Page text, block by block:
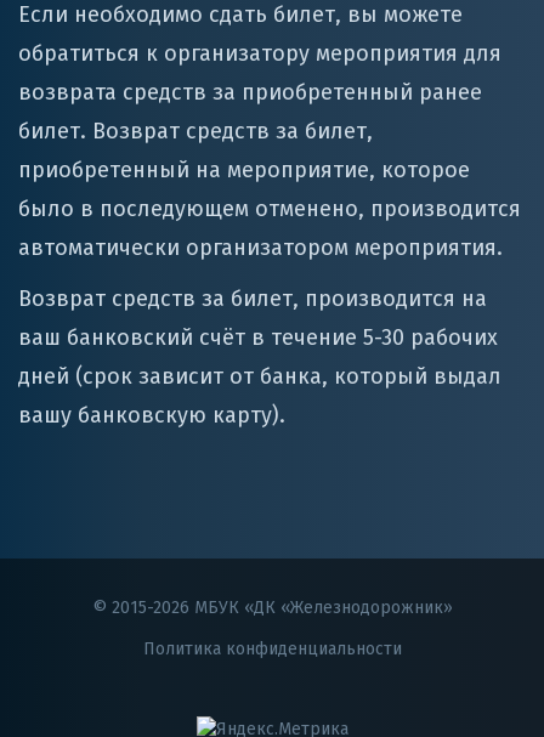
Если необходимо сдать билет, вы можете
обратиться к организатору мероприятия для
возврата средств за приобретенный ранее
билет. Возврат средств за билет,
приобретенный на мероприятие, которое
было в последующем отменено, производится
автоматически организатором мероприятия.
Возврат средств за билет, производится на
ваш банковский счёт в течение 5-30 рабочих
дней (срок зависит от банка, который выдал
вашу банковскую карту).
© 2015-2026 МБУК «ДК «Железнодорожник»
Политика конфиденциальности